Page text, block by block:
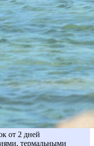
от 2 дней
термальными